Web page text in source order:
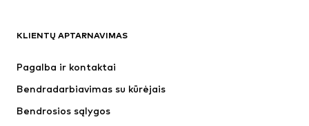
Naujienos
Apatiniai
KLIENTŲ APTARNAVIMAS
Pagalba ir kontaktai
Bendradarbiavimas su kūrėjais
Bendrosios sąlygos